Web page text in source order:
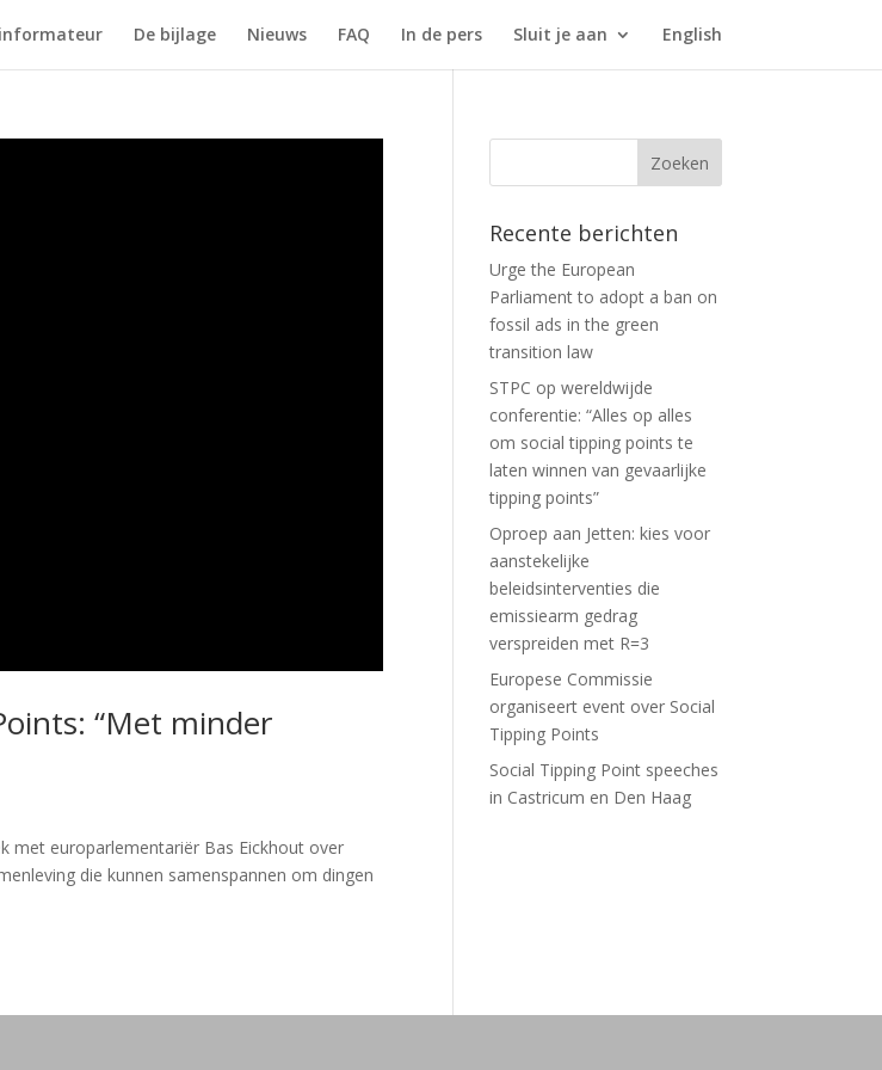
De bijlage Nieuws FAQ In de pers Sluit je aan English
“Met minder
met europarlementariër Bas Eickhout over
die kunnen samenspannen om dingen
Recente berichten
Urge the European
Parliament to adopt a ban on
fossil ads in the green
transition law
STPC op wereldwijde
conferentie: “Alles op alles
om social tipping points te
laten winnen van gevaarlijke
tipping points”
Oproep aan Jetten: kies voor
aanstekelijke
beleidsinterventies die
emissiearm gedrag
verspreiden met R=3
Europese Commissie
organiseert event over Social
Tipping Points
Social Tipping Point speeches
in Castricum en Den Haag